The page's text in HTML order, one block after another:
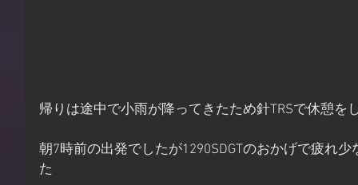
帰りは途中で小雨が降ってきたため針TRSで休憩を
朝7時前の出発でしたが1290SDGTのおかげで疲れ
た